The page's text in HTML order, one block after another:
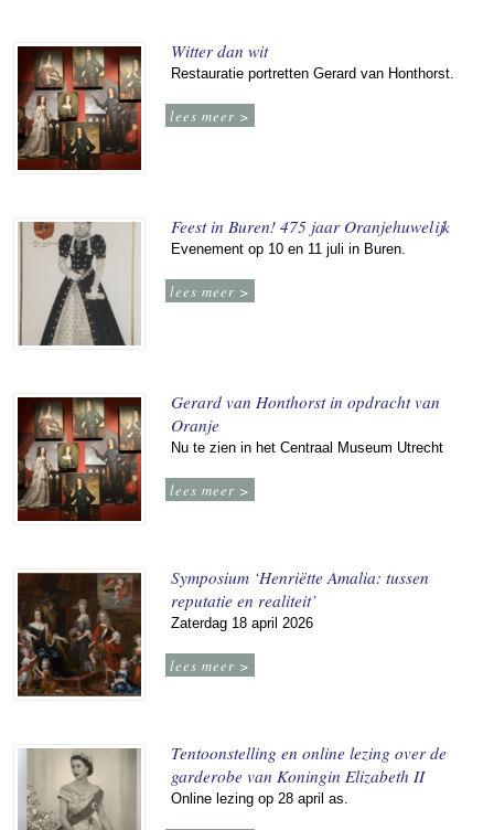
Witter dan wit
Restauratie portretten Gerard van Honthorst.
lees meer >
Feest in Buren! 475 jaar Oranjehuwelijk
Evenement op 10 en 11 juli in Buren.
lees meer >
Gerard van Honthorst in opdracht van
Oranje
Nu te zien in het Centraal Museum Utrecht
lees meer >
Symposium ‘Henriëtte Amalia: tussen
reputatie en realiteit’
Zaterdag 18 april 2026
lees meer >
Tentoonstelling en online lezing over de
garderobe van Koningin Elizabeth II
Online lezing op 28 april as.